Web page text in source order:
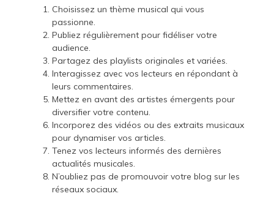
Choisissez un thème musical qui vous
passionne.
Publiez régulièrement pour fidéliser votre
audience.
Partagez des playlists originales et variées.
Interagissez avec vos lecteurs en répondant à
leurs commentaires.
Mettez en avant des artistes émergents pour
diversifier votre contenu.
Incorporez des vidéos ou des extraits musicaux
pour dynamiser vos articles.
Tenez vos lecteurs informés des dernières
actualités musicales.
N’oubliez pas de promouvoir votre blog sur les
réseaux sociaux.